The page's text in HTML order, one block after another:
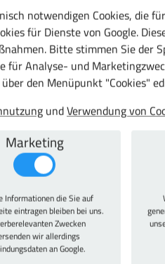
notwendigen Cookies, die
für Dienste von Google.
Bitte stimmen Sie der
für Analyse- und
den Menüpunkt "Cookies"
undVerwendung von
Marketing
Informationen die Sie auf
eintragen bleiben bei uns.
Zwecken
wir allerdings
an Google.